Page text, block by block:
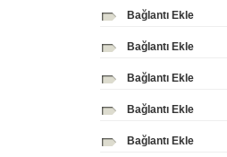
Bağlantı Ekle
Bağlantı Ekle
Bağlantı Ekle
Bağlantı Ekle
Bağlantı Ekle